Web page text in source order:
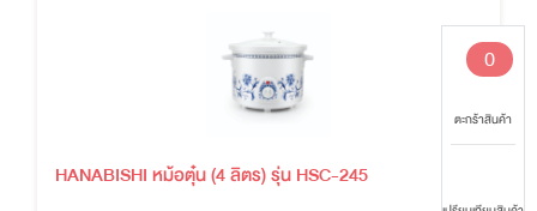
0
ตะกร้าสินค้า
HANABISHI หม้อตุ๋น (4 ลิตร) รุ่น HSC-245